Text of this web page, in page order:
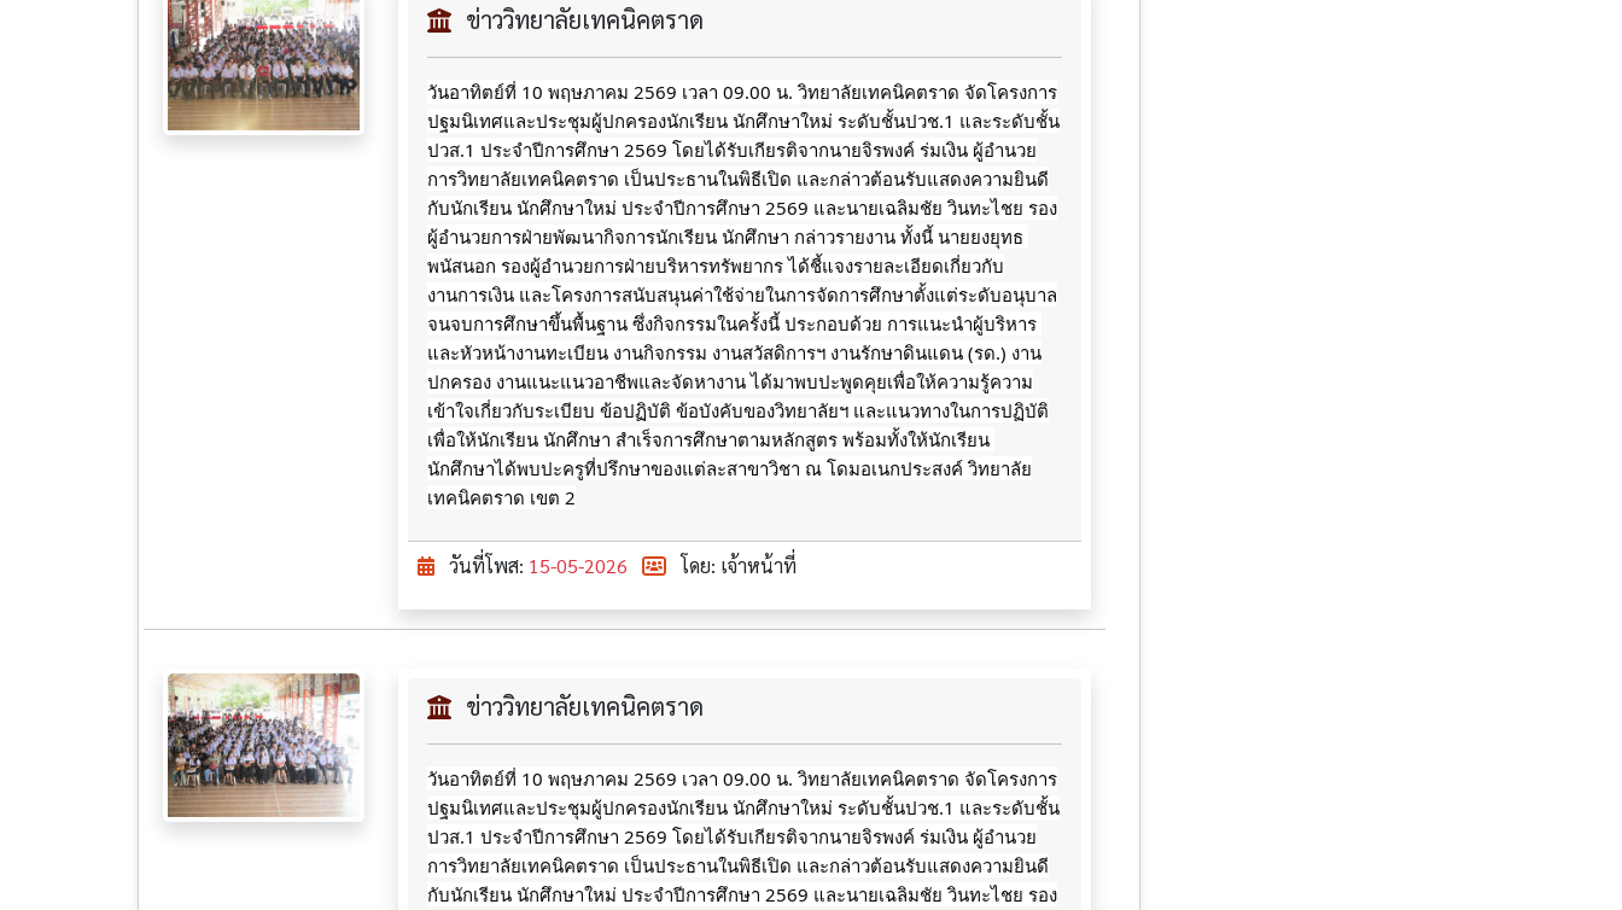
ข่าววิทยาลัยเทคนิคตราด
วันอาทิตย์ที่ 10 พฤษภาคม 2569 เวลา 09.00 น. วิทยาลัยเทคนิคตราด จัดโครงการ
ปฐมนิเทศและประชุมผู้ปกครองนักเรียน นักศึกษาใหม่ ระดับชั้นปวช.1 และระดับชั้น
ปวส.1 ประจำปีการศึกษา 2569 โดยได้รับเกียรติจากนายจิรพงค์ ร่มเงิน ผู้อำนวย
การวิทยาลัยเทคนิคตราด เป็นประธานในพิธีเปิด และกล่าวต้อนรับแสดงความยินดี
กับนักเรียน นักศึกษาใหม่ ประจำปีการศึกษา 2569 และนายเฉลิมชัย วินทะไชย รอง
ผู้อำนวยการฝ่ายพัฒนากิจการนักเรียน นักศึกษา กล่าวรายงาน ทั้งนี้ นายยงยุทธ
พนัสนอก รองผู้อำนวยการฝ่ายบริหารทรัพยากร ได้ชี้แจงรายละเอียดเกี่ยวกับ
งานการเงิน และโครงการสนับสนุนค่าใช้จ่ายในการจัดการศึกษาตั้งแต่ระดับอนุบาล
จนจบการศึกษาขึ้นพื้นฐาน ซึ่งกิจกรรมในครั้งนี้ ประกอบด้วย การแนะนำผู้บริหาร
และหัวหน้างานทะเบียน งานกิจกรรม งานสวัสดิการฯ งานรักษาดินแดน (รด.) งาน
ปกครอง งานแนะแนวอาชีพและจัดหางาน ได้มาพบปะพูดคุยเพื่อให้ความรู้ความ
เข้าใจเกี่ยวกับระเบียบ ข้อปฏิบัติ ข้อบังคับของวิทยาลัยฯ และแนวทางในการปฏิบัติ
เพื่อให้นักเรียน นักศึกษา สำเร็จการศึกษาตามหลักสูตร พร้อมทั้งให้นักเรียน
นักศึกษาได้พบปะครูที่ปรึกษาของแต่ละสาขาวิชา ณ โดมอเนกประสงค์ วิทยาลัย
เทคนิคตราด เขต 2
วันที่โพส: 15-05-2026 โดย: เจ้าหน้าที่
ข่าววิทยาลัยเทคนิคตราด
วันอาทิตย์ที่ 10 พฤษภาคม 2569 เวลา 09.00 น. วิทยาลัยเทคนิคตราด จัดโครงการ
ปฐมนิเทศและประชุมผู้ปกครองนักเรียน นักศึกษาใหม่ ระดับชั้นปวช.1 และระดับชั้น
ปวส.1 ประจำปีการศึกษา 2569 โดยได้รับเกียรติจากนายจิรพงค์ ร่มเงิน ผู้อำนวย
การวิทยาลัยเทคนิคตราด เป็นประธานในพิธีเปิด และกล่าวต้อนรับแสดงความยินดี
กับนักเรียน นักศึกษาใหม่ ประจำปีการศึกษา 2569 และนายเฉลิมชัย วินทะไชย รอง